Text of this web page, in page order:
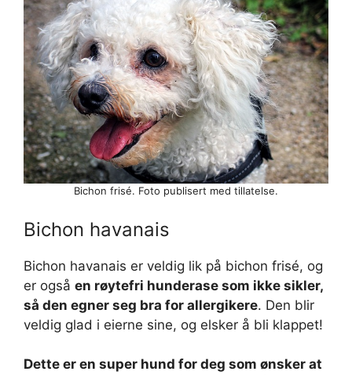
Bichon frisé. Foto publisert med tillatelse.
Bichon havanais
Bichon havanais er veldig lik på bichon frisé, og
er også en røytefri hunderase som ikke sikler,
så den egner seg bra for allergikere. Den blir
veldig glad i eierne sine, og elsker å bli klappet!
Dette er en super hund for deg som ønsker at